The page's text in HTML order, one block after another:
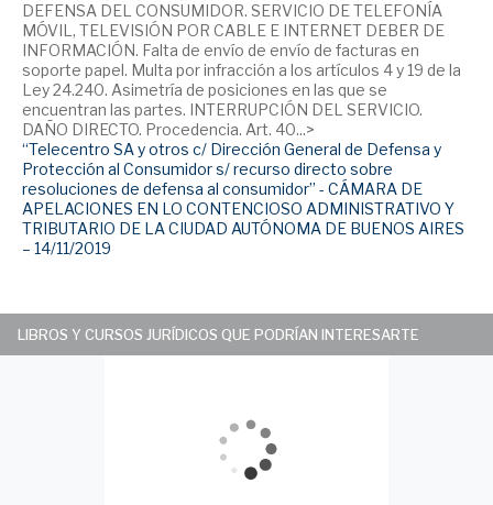
DEFENSA DEL CONSUMIDOR. SERVICIO DE TELEFONÍA
MÓVIL, TELEVISIÓN POR CABLE E INTERNET DEBER DE
INFORMACIÓN. Falta de envío de envío de facturas en
soporte papel. Multa por infracción a los artículos 4 y 19 de la
Ley 24.240. Asimetría de posiciones en las que se
encuentran las partes. INTERRUPCIÓN DEL SERVICIO.
DAÑO DIRECTO. Procedencia. Art. 40...>
“Telecentro SA y otros c/ Dirección General de Defensa y
Protección al Consumidor s/ recurso directo sobre
resoluciones de defensa al consumidor” - CÁMARA DE
APELACIONES EN LO CONTENCIOSO ADMINISTRATIVO Y
TRIBUTARIO DE LA CIUDAD AUTÓNOMA DE BUENOS AIRES
– 14/11/2019
LIBROS Y CURSOS JURÍDICOS QUE PODRÍAN INTERESARTE